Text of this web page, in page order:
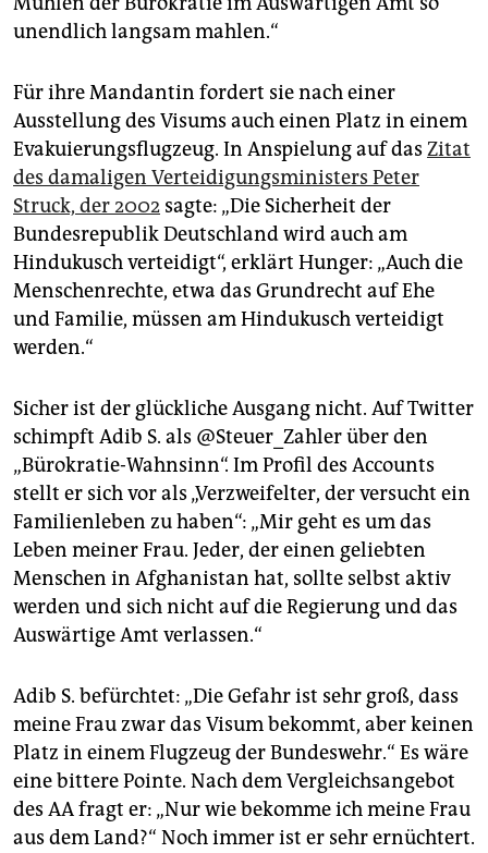
unendlich langsam mahlen.“
Für ihre Mandantin fordert sie nach einer
Ausstellung des Visums auch einen Platz in einem
Evakuierungsflugzeug. In Anspielung auf das Zitat
des damaligen Verteidigungsministers Peter
Struck, der 2002 sagte: „Die Sicherheit der
Bundesrepublik Deutschland wird auch am
Hindukusch verteidigt“, erklärt Hunger: „Auch die
Menschenrechte, etwa das Grundrecht auf Ehe
und Familie, müssen am Hindukusch verteidigt
werden.“
Sicher ist der glückliche Ausgang nicht. Auf Twitter
schimpft Adib S. als @Steuer_Zahler über den
„Bürokratie-Wahnsinn“. Im Profil des Accounts
stellt er sich vor als „Verzweifelter, der versucht ein
Familienleben zu haben“: „Mir geht es um das
Leben meiner Frau. Jeder, der einen geliebten
Menschen in Afghanistan hat, sollte selbst aktiv
werden und sich nicht auf die Regierung und das
Auswärtige Amt verlassen.“
Adib S. befürchtet: „Die Gefahr ist sehr groß, dass
meine Frau zwar das Visum bekommt, aber keinen
Platz in einem Flugzeug der Bundeswehr.“ Es wäre
eine bittere Pointe. Nach dem Vergleichsangebot
des AA fragt er: „Nur wie bekomme ich meine Frau
aus dem Land?“ Noch immer ist er sehr ernüchtert.